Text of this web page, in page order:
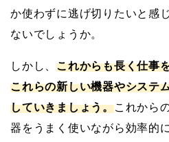
か使わずに逃げ切りたいと感
ないでしょうか。
しかし、これからも長く仕事
これらの新しい機器やシステ
していきましょう。これから
器をうまく使いながら効率的